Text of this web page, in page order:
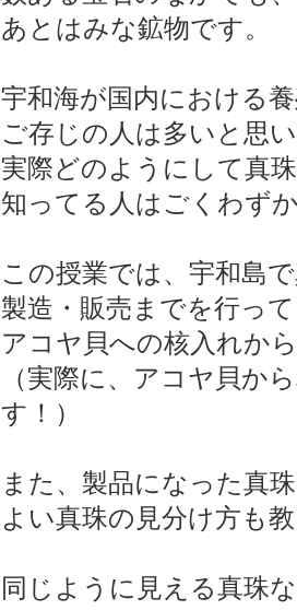
あとはみな鉱物です。
宇和海が国内における
ご存じの人は多いと思
実際どのようにして真
知ってる人はごくわず
この授業では、宇和島
製造・販売までを行っ
アコヤ貝への核入れか
（実際に、アコヤ貝か
す！）
また、製品になった真
よい真珠の見分け方も
同じように見える真珠